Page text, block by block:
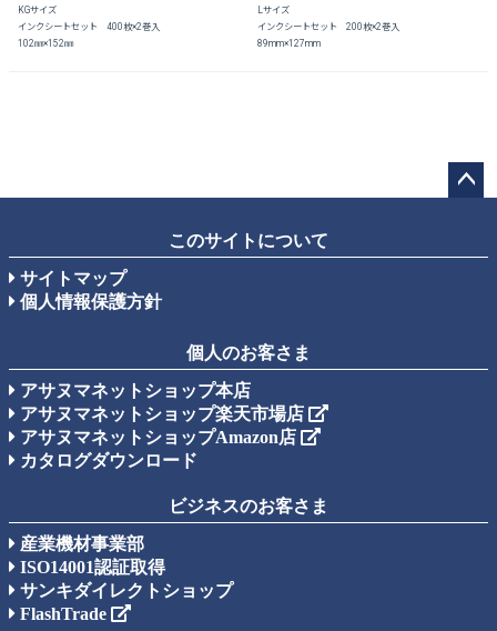
KGサイズ
インクシートセット 400枚×2巻入
102㎜×152㎜
Lサイズ
インクシートセット 200枚×2巻入
89mm×127mm
ップ
このサイトについて
サイトマップ
個人情報保護方針
個人のお客さま
アサヌマネットショップ本店
アサヌマネットショップ楽天市場店
アサヌマネットショップAmazon店
カタログダウンロード
ビジネスのお客さま
産業機材事業部
ISO14001認証取得
サンキダイレクトショップ
FlashTrade